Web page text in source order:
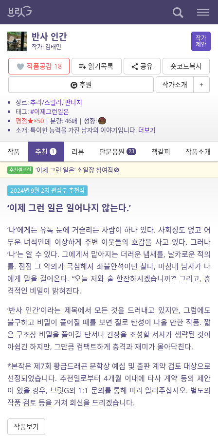
반사 인간
작가: 김태민
작가
제안
작품공감 18 읽기목록 공유
숏코드복사
후원
작가소개 +
장르:추리/스릴러,판타지
태그:#이제그런일은
평점
×50| 분량: 46매 | 성향:
소개: 특이한 능력을 가진 남자의 이야기입니다. 더보기
작품 추천 1 리뷰 단문응원 23 책갈피 작품소개
추천셀렉션 ‘이제 그런 일은’ 소일장 참여작🚫
2024년 9월 2차 편집부 추천작
‘이제 그런 일은 일어나지 않는다.’
‘나’에게는 유독 눈에 거슬리는 사람이 하나 있다. 사회성도 없고 어
두운 녀석인데 이상하게 주변 이웃들의 호감을 사고 있다. 그러나
‘나’는 알 수 있다. 그에게서 맡아지는 더러운 냄새를, 날카로운 적의
를. 점점 그 악의가 극심해져 좌불안석이던 찰나, 마침내 남자가 나
에게 말을 걸어온다. “오늘 저와 술 한잔하시겠습니까?” 그리고, 충
격적인 비밀이 밝혀진다.
‘반사 인간’이라는 제목에서 모든 것을 드러내고 있지만, 그럼에도
불구하고 비밀이 풀어질 때를 보면 절로 탄성이 나올 만한 작품. 짧
은 구조상 비밀을 풀어갈 단서나 긴장을 조성할 서사가 생략된 것이
아쉽긴 하지만, 그만큼 컴팩트하게 충격과 재미가 몰아닥친다.
*본작은 제7회 황금드래곤 문학상 예심 및 출판 계약 검토 대상으로
선정되었습니다. 추천일로부터 4개월 이내에 타사 계약 등의 제안
이 있을 경우, 브릿G의 1:1 문의를 통해 미리 알려주십시오. 별도의
작품 검토 등을 거쳐 회신을 드리겠습니다.
작품보기